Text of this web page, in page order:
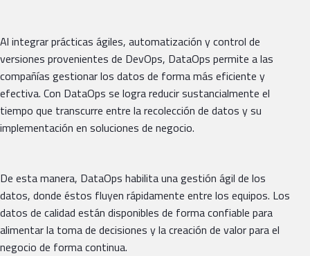
Al integrar prácticas ágiles, automatización y control de
versiones provenientes de DevOps, DataOps permite a las
compañías gestionar los datos de forma más eficiente y
efectiva. Con DataOps se logra reducir sustancialmente el
tiempo que transcurre entre la recolección de datos y su
implementación en soluciones de negocio.
De esta manera, DataOps habilita una gestión ágil de los
datos, donde éstos fluyen rápidamente entre los equipos. Los
datos de calidad están disponibles de forma confiable para
alimentar la toma de decisiones y la creación de valor para el
negocio de forma continua.